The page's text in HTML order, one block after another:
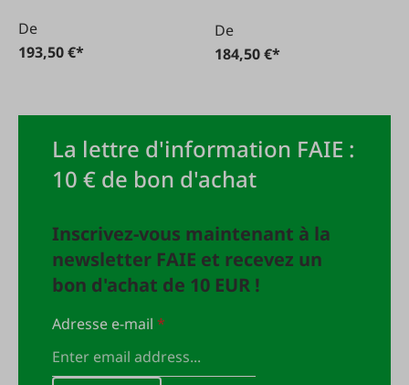
De
193,50 €*
De
184,50 €*
La lettre d'information FAIE :
10 € de bon d'achat
Inscrivez-vous maintenant à la
newsletter FAIE et recevez un
bon d'achat de 10 EUR !
Adresse e-mail*